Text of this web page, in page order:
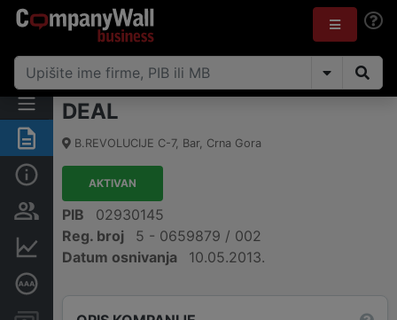
Sažetak
Osobe i vlasništvo
Finansijski podaci
DEAL
B.REVOLUCIJE C-7, Bar, Crna Gora
AKTIVAN
PIB
02930145
Reg. broj
5 - 0659879 / 002
Datum osnivanja
10.05.2013.